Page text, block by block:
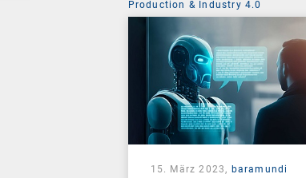
Production & Industry 4.0
15. März 2023, baramundi